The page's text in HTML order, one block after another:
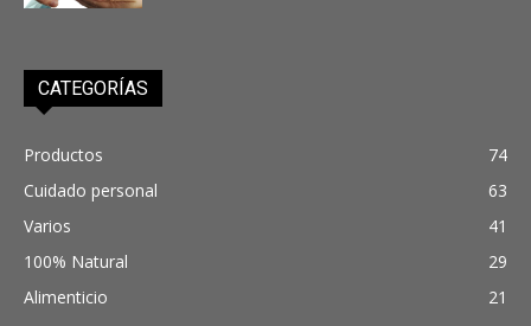
CATEGORÍAS
Productos
74
Cuidado personal
63
Varios
41
100% Natural
29
Alimenticio
21